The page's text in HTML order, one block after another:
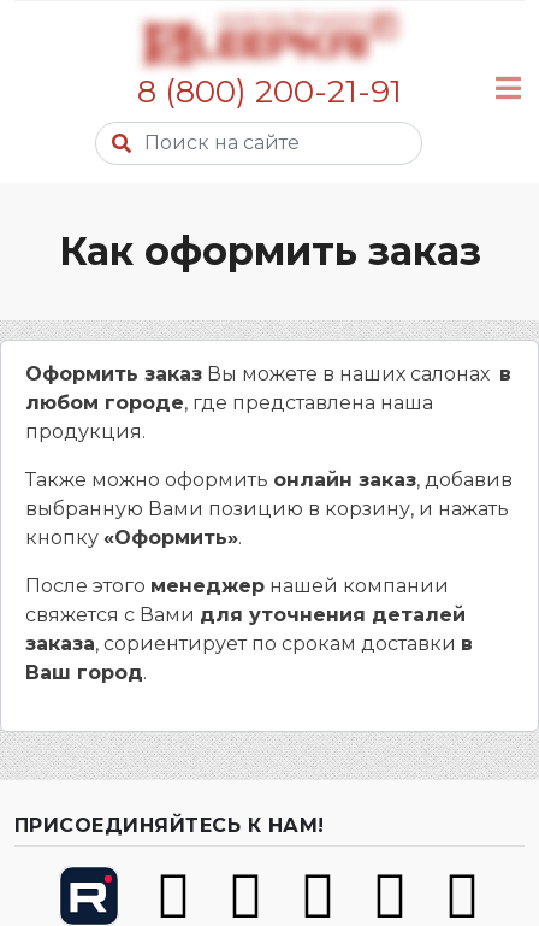
8 (800) 200-21-91
Как оформить заказ
Оформить заказ Вы можете в наших салонах в
любом городе, где представлена наша
продукция.
Также можно оформить онлайн заказ, добавив
выбранную Вами позицию в корзину, и нажать
кнопку «Оформить».
После этого менеджер нашей компании
свяжется с Вами для уточнения деталей
заказа, сориентирует по срокам доставки в
Ваш город.
ПРИСОЕДИНЯЙТЕСЬ К НАМ!